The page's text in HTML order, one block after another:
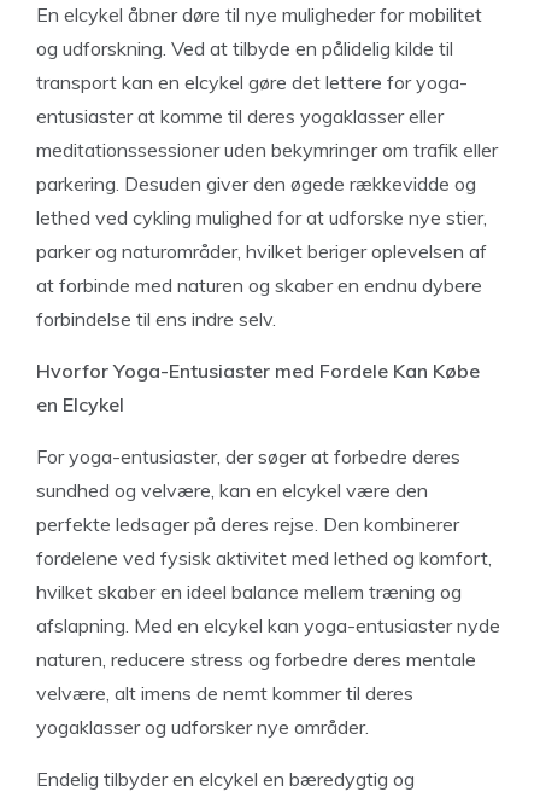
En elcykel åbner døre til nye muligheder for mobilitet
og udforskning. Ved at tilbyde en pålidelig kilde til
transport kan en elcykel gøre det lettere for yoga-
entusiaster at komme til deres yogaklasser eller
meditationssessioner uden bekymringer om trafik eller
parkering. Desuden giver den øgede rækkevidde og
lethed ved cykling mulighed for at udforske nye stier,
parker og naturområder, hvilket beriger oplevelsen af
at forbinde med naturen og skaber en endnu dybere
forbindelse til ens indre selv.
Hvorfor Yoga-Entusiaster med Fordele Kan Købe
en Elcykel
For yoga-entusiaster, der søger at forbedre deres
sundhed og velvære, kan en elcykel være den
perfekte ledsager på deres rejse. Den kombinerer
fordelene ved fysisk aktivitet med lethed og komfort,
hvilket skaber en ideel balance mellem træning og
afslapning. Med en elcykel kan yoga-entusiaster nyde
naturen, reducere stress og forbedre deres mentale
velvære, alt imens de nemt kommer til deres
yogaklasser og udforsker nye områder.
Endelig tilbyder en elcykel en bæredygtig og